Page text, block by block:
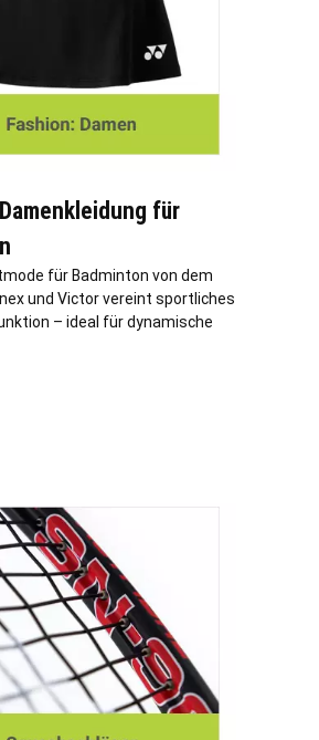
für
für Badminton von dem
und Victor vereint sportliches
– ideal für dynamische